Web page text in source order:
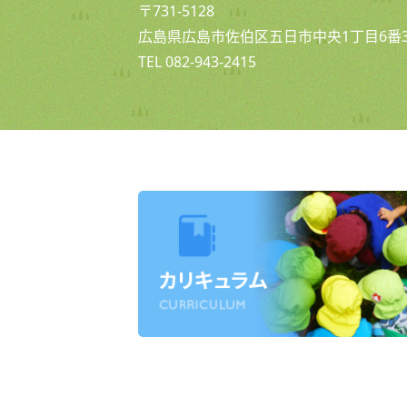
〒731-5128
広島県広島市佐伯区五日市中央1丁目6番
TEL 082-943-2415